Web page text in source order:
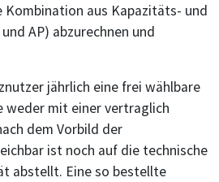
Kombination aus Kapazitäts- und
AP) abzurechnen und
jährlich eine frei wählbare
weder mit einer vertraglich
dem Vorbild der
ist noch auf die technische
abstellt. Eine so bestellte